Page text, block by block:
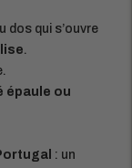
dos qui s’ouvre
.
épaule ou
: un